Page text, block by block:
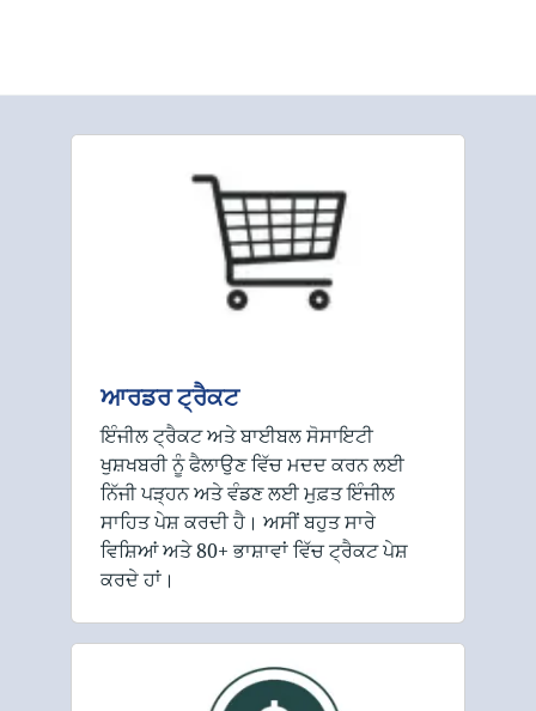
ਆਰਡਰ ਟ੍ਰੈਕਟ
ਇੰਜੀਲ ਟ੍ਰੈਕਟ ਅਤੇ ਬਾਈਬਲ ਸੋਸਾਇਟੀ
ਖੁਸ਼ਖਬਰੀ ਨੂੰ ਫੈਲਾਉਣ ਵਿੱਚ ਮਦਦ ਕਰਨ ਲਈ
ਨਿੱਜੀ ਪੜ੍ਹਨ ਅਤੇ ਵੰਡਣ ਲਈ ਮੁਫ਼ਤ ਇੰਜੀਲ
ਸਾਹਿਤ ਪੇਸ਼ ਕਰਦੀ ਹੈ। ਅਸੀਂ ਬਹੁਤ ਸਾਰੇ
ਵਿਸ਼ਿਆਂ ਅਤੇ 80+ ਭਾਸ਼ਾਵਾਂ ਵਿੱਚ ਟ੍ਰੈਕਟ ਪੇਸ਼
ਕਰਦੇ ਹਾਂ।